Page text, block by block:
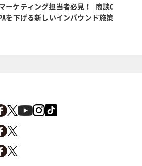
ーケティング担当者必見！ 商談C
を下げる新しいインバウンド施策